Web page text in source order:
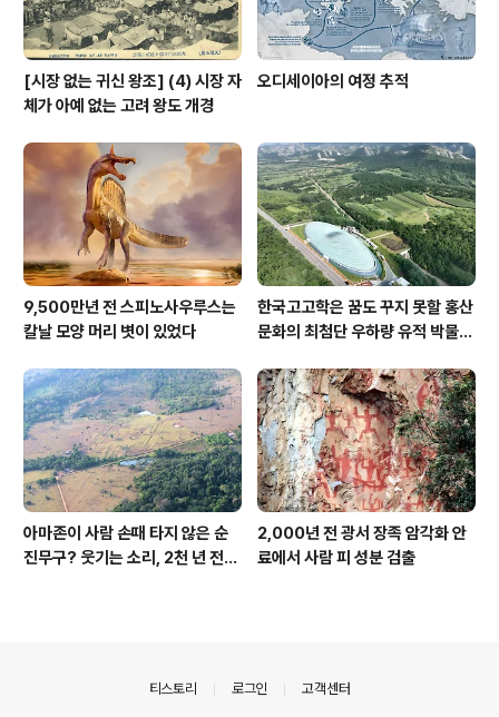
[시장 없는 귀신 왕조] (4) 시장 자
체가 아예 없는 고려 왕도 개경
오디세이아의 여정 추적
9,500만년 전 스피노사우루스는
칼날 모양 머리 볏이 있었다
한국고고학은 꿈도 꾸지 못할 홍산
문화의 최첨단 우하량 유적 박물관
아마존이 사람 손때 타지 않은 순
진무구? 웃기는 소리, 2천 년 전에
2,000년 전 광서 장족 암각화 안
료에서 사람 피 성분 검출
티스토리 로그인 고객센터